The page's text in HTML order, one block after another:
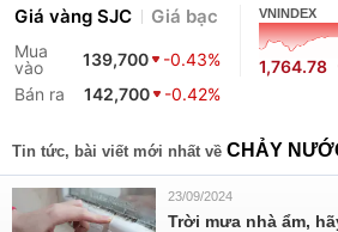
Giá vàng SJC Giá bạc
Mua
vào
139,700
-0.43%
Bán ra
142,700 -0.42%
VNINDEX
1,764.78
Tin tức, bài viết mới nhất về CHẢY
23/09/2024
Trời mưa nhà ẩm,